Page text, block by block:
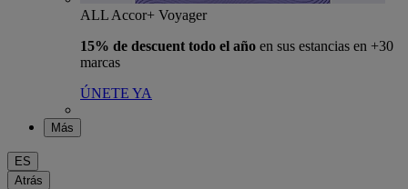
ALL Accor+ Voyager
15% de descuent todo el año en sus estancias en +30
marcas
ÚNETE YA
Más
ES
Atrás